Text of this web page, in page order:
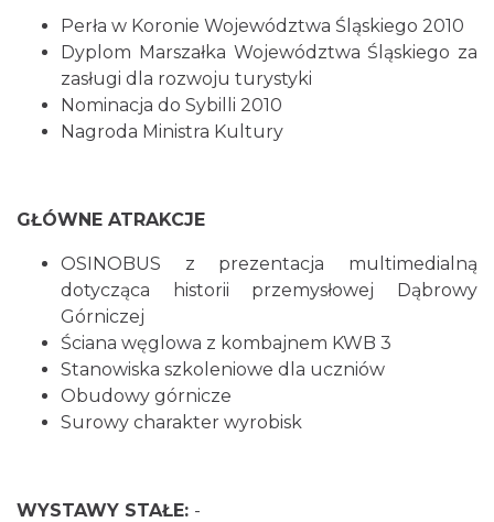
Perła w Koronie Województwa Śląskiego 2010
Dyplom Marszałka Województwa Śląskiego za
zasługi dla rozwoju turystyki
Nominacja do Sybilli 2010
Nagroda Ministra Kultury
GŁÓWNE ATRAKCJE
OSINOBUS z prezentacja multimedialną
dotycząca historii przemysłowej Dąbrowy
Górniczej
Ściana węglowa z kombajnem KWB 3
Stanowiska szkoleniowe dla uczniów
Obudowy górnicze
Surowy charakter wyrobisk
WYSTAWY STAŁE: -